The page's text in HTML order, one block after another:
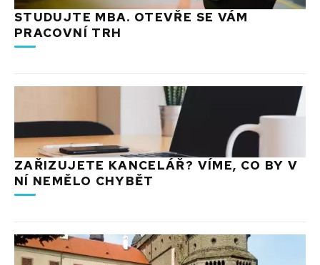
STUDUJTE MBA. OTEVŘE SE VÁM
PRACOVNÍ TRH
ZAŘIZUJETE KANCELÁŘ? VÍME, CO BY V
NÍ NEMĚLO CHYBĚT